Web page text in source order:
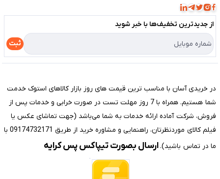
مجله فروشگاه
لیست محصولات
درباره ما
تماس با ما
قوانین و مقررات
حریم خصوصی
راهنما
از جدید‌ترین تخفیف‌ها با‌ خبر شوید
ثبت
در خریدی آسان با مناسب ترین قیمت های روز بازار کالاهای استوک خدمت
شما هستیم. همراه با 7 روز مهلت تست در صورت خرابی و خدمات پس از
فروش، شرکت آماده ارائه خدمات به شما می‌باشد (جهت تماشای عکس یا
فیلم کالای موردنظرتان، راهنمایی و مشاوره خرید از طریق 09174732171 با
ما در تماس باشید).ارسال بصورت تیپاکس پس کرایه